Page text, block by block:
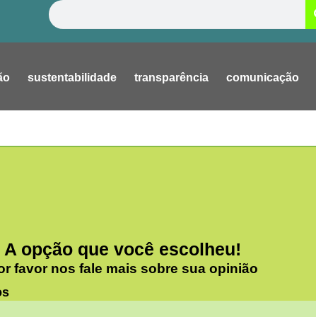
Pesquisar
sustentabilidade transparência comunicação
A opção que você escolheu!
favor nos fale mais sobre sua opinião